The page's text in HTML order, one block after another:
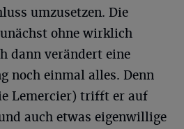
umzusetzen. Die
ohne wirklich
dann verändert eine
noch einmal alles. Denn
Lemercier) trifft er auf
auch etwas eigenwillige